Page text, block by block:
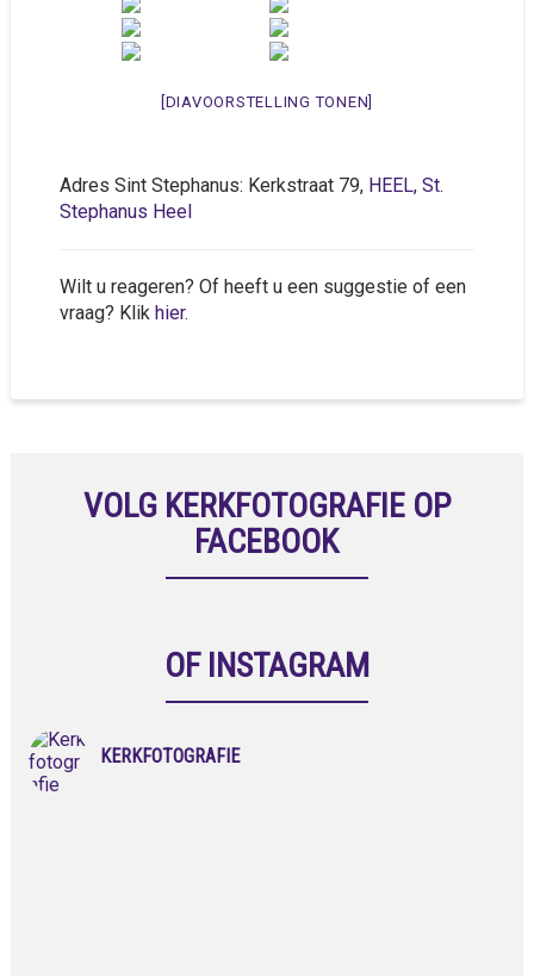
[DIAVOORSTELLING TONEN]
Adres Sint Stephanus: Kerkstraat 79, HEEL, St.
Stephanus Heel
Wilt u reageren? Of heeft u een suggestie of een
vraag? Klik hier.
VOLG KERKFOTOGRAFIE OP
FACEBOOK
OF INSTAGRAM
KERKFOTOGRAFIE